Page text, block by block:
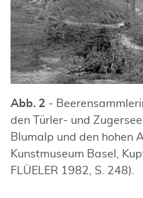
Abb. 2 -
den Türler- und
Blumalp und den hohen
Kunstmuseum Basel,
FLÜELER 1982, S. 248).